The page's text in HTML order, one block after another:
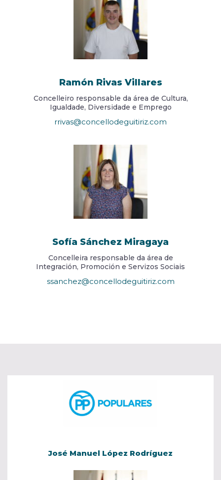
Ramón Rivas Villares
Concelleiro responsable da área de Cultura,
Igualdade, Diversidade e Emprego
rrivas@concellodeguitiriz.com
Sofía Sánchez Miragaya
Concelleira responsable da área de
Integración, Promoción e Servizos Sociais
ssanchez@concellodeguitiriz.com
José Manuel López Rodríguez